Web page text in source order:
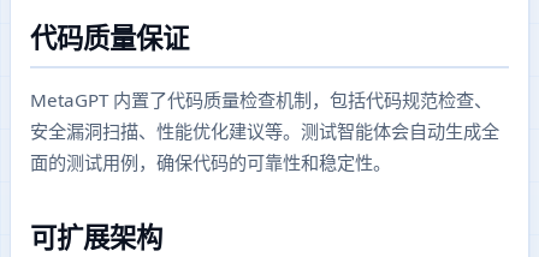
代码质量保证
MetaGPT 内置了代码质量检查机制，包括代码规范检查、
安全漏洞扫描、性能优化建议等。测试智能体会自动生成全
面的测试用例，确保代码的可靠性和稳定性。
可扩展架构